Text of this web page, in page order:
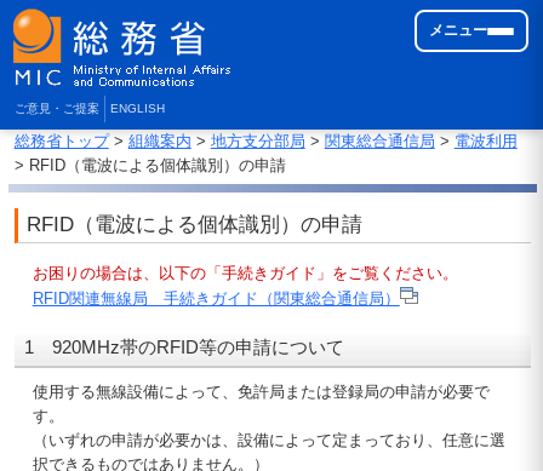
ご意見・ご提案 ENGLISH
メニュー
総務省トップ> 組織案内 > 地方支分部局 > 関東総合通信局 > 電波利用
> RFID（電波による個体識別）の申請
RFID（電波による個体識別）の申請
お困りの場合は、以下の「手続きガイド」をご覧ください。
RFID関連無線局 手続きガイド（関東総合通信局）
1 920MHz帯のRFID等の申請について
使用する無線設備によって、免許局または登録局の申請が必要で
す。
（いずれの申請が必要かは、設備によって定まっており、任意に選
択できるものではありません。）